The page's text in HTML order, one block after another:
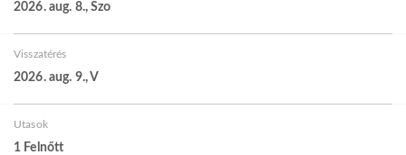
2026. aug. 8., Szo
Visszatérés
2026. aug. 9., V
Utasok
1 Felnőtt